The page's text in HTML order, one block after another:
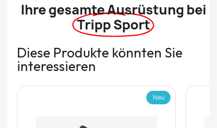
Ihre gesamte Ausrüstung bei
Tripp Sport
Diese Produkte könnten Sie
interessieren
Neu